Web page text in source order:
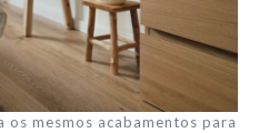
os mesmos acabamentos para